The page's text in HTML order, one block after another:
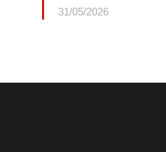
31/05/2026